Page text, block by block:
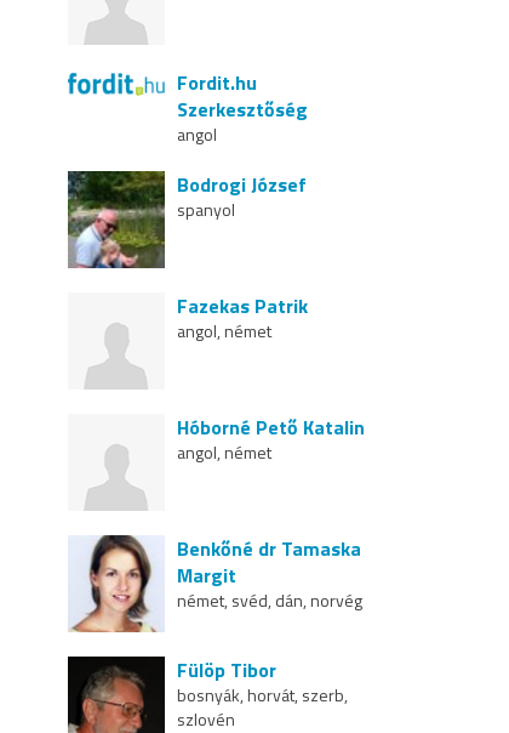
Fordit.hu
Szerkesztőség
angol
Bodrogi József
spanyol
Fazekas Patrik
angol, német
Hóborné Pető Katalin
angol, német
Benkőné dr Tamaska
Margit
német, svéd, dán, norvég
Fülöp Tibor
bosnyák, horvát, szerb,
szlovén